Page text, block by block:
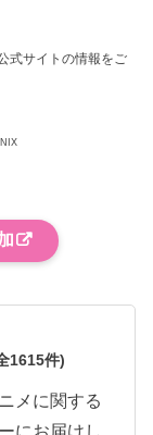
式サイトの情報をご
1615件)
メに関する